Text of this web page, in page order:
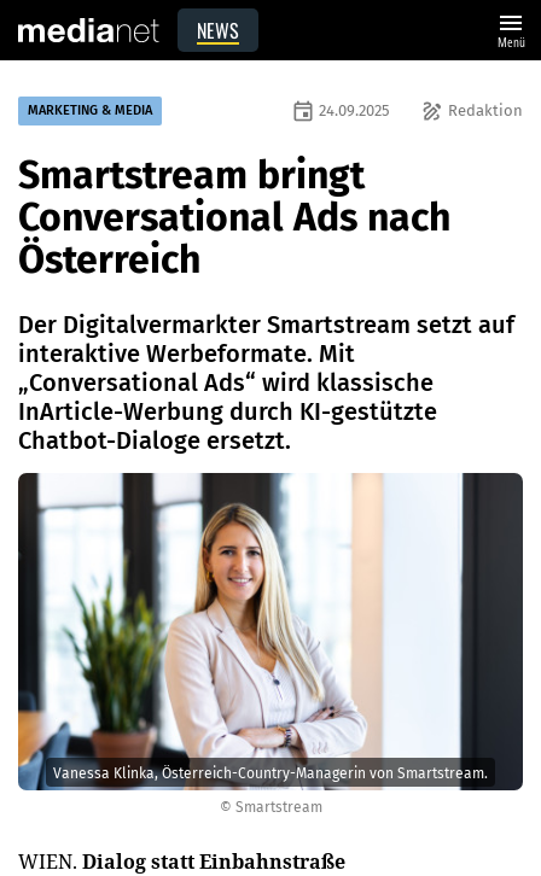
NEWS menu
Menü
© Smartstream
Vanessa Klinka, Österreich-Country-Managerin von Smartstream.
MARKETING & MEDIA draw Redaktion
event 24.09.2025
Smartstream bringt
Conversational Ads nach
Österreich
Der Digitalvermarkter Smartstream setzt auf
interaktive Werbeformate. Mit
„Conversational Ads“ wird klassische
InArticle-Werbung durch KI-gestützte
Chatbot-Dialoge ersetzt.
WIEN. Dialog statt Einbahnstraße